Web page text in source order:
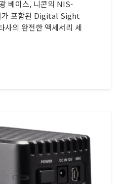
베이스, 니콘의 NIS-
포함된 Digital Sight
사의 완전한 액세서리 세